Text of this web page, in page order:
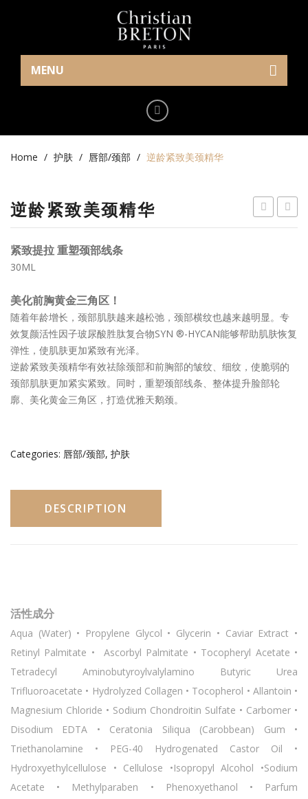
MENU
眼霜
眼睫毛
护肤
日夜护理霜
精华
去角质/面膜
新闻
品牌故事
简体中文
Home / 护肤 / 唇部/颈部 / 逆龄紧致美颈精华
麦
精
华
极
逆龄紧致美颈精华
紧致提拉 重塑颈部线条
30ML
美化前胸黄金三角区！
随着年龄增长，颈部肌肤越来越松弛，颈部横纹也越来越明显。专
效复颜活性因子玻尿酸胜肽复合物SYN ®-HYCAN能够帮助肌肤恢复
弹性，使肌肤更加紧致有光泽。
逆龄紧致美颈精华有效祛除颈部和前胸部的皱纹、细纹，使脆弱的
颈部肌肤更加紧实紧致。同时，重塑颈部线条、整体提升脸部轮
廓、美化黄金三角区，打造优雅天鹅颈。
Categories: 唇部/颈部, 护肤
DESCRIPTION
活性成分
Aqua (Water) • Propylene Glycol • Glycerin • Caviar Extract •
Retinyl Palmitate • Ascorbyl Palmitate • Tocopheryl Acetate •
Tetradecyl Aminobutyroylvalylamino Butyric Urea
Trifluoroacetate • Hydrolyzed Collagen • Tocopherol • Allantoin •
Magnesium Chloride • Sodium Chondroitin Sulfate • Carbomer •
Disodium EDTA • Ceratonia Siliqua (Carobbean) Gum •
Triethanolamine • PEG-40 Hydrogenated Castor Oil •
Hydroxyethylcellulose • Cellulose •Isopropyl Alcohol •Sodium
Acetate • Methylparaben • Phenoxyethanol • Parfum